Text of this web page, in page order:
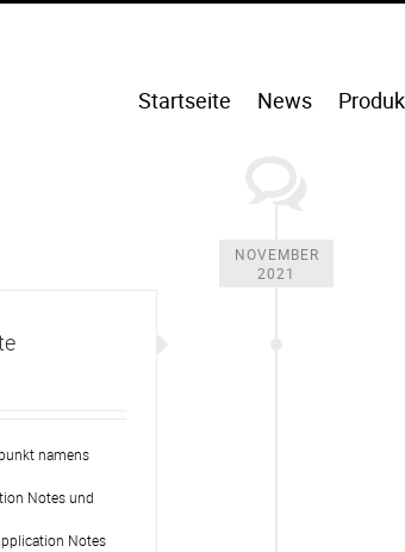
Startseite News
NOVEMBER
2021
namens
Notes und
Notes